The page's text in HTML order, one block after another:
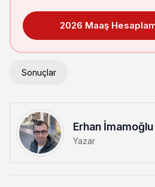
2026 Maaş
Sonuçlar
Erhan İmamoğlu
Yazar